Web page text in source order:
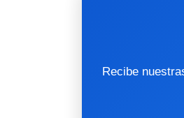
Recibe